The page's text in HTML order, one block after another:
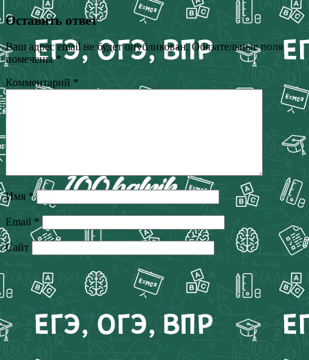
Оставить ответ
Ваш адрес email не будет опубликован. Обязательные поля
помечены*
Комментарий *
Имя *
Email *
Сайт